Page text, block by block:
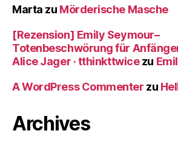
Marta zu Mörderische Masche
[Rezension] Emily Seymour–
Totenbeschwörung für
Alice Jager · tthinkttwicezu
A WordPress Commenter zu
Archives